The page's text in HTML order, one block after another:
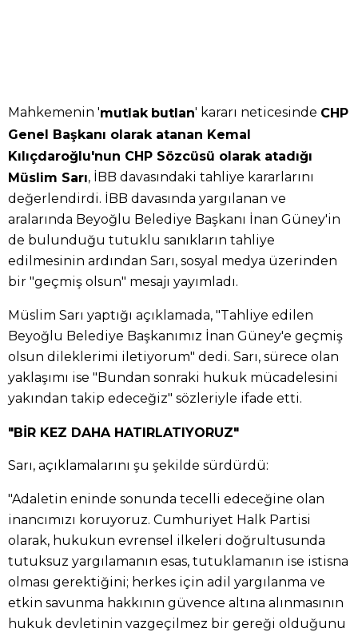
Mahkemenin 'mutlak butlan' kararı neticesinde CHP
Genel Başkanı olarak atanan Kemal
Kılıçdaroğlu'nun CHP Sözcüsü olarak atadığı
Müslim Sarı, İBB davasındaki tahliye kararlarını
değerlendirdi. İBB davasında yargılanan ve
aralarında Beyoğlu Belediye Başkanı İnan Güney'in
de bulunduğu tutuklu sanıkların tahliye
edilmesinin ardından Sarı, sosyal medya üzerinden
bir "geçmiş olsun" mesajı yayımladı.
Müslim Sarı yaptığı açıklamada, "Tahliye edilen
Beyoğlu Belediye Başkanımız İnan Güney'e geçmiş
olsun dileklerimi iletiyorum" dedi. Sarı, sürece olan
yaklaşımı ise "Bundan sonraki hukuk mücadelesini
yakından takip edeceğiz" sözleriyle ifade etti.
"BİR KEZ DAHA HATIRLATIYORUZ"
Sarı, açıklamalarını şu şekilde sürdürdü:
"Adaletin eninde sonunda tecelli edeceğine olan
inancımızı koruyoruz. Cumhuriyet Halk Partisi
olarak, hukukun evrensel ilkeleri doğrultusunda
tutuksuz yargılamanın esas, tutuklamanın ise istisna
olması gerektiğini; herkes için adil yargılanma ve
etkin savunma hakkının güvence altına alınmasının
hukuk devletinin vazgeçilmez bir gereği olduğunu